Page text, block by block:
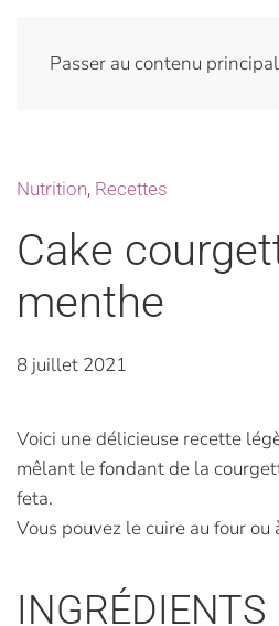
Passer au contenu principal
Nutrition, Recettes
Cake
menthe
8 juillet 2021
Voici une délicieuse recette
mêlant le fondant de la
feta.
Vous pouvez le cuire au four ou
INGRÉDIENTS